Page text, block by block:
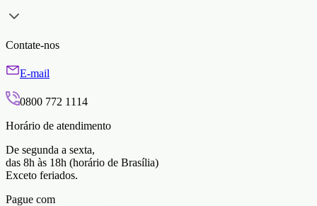
Contate-nos
E-mail
0800 772 1114
Horário de atendimento
De segunda a sexta,
das 8h às 18h (horário de Brasília)
Exceto feriados.
Pague com